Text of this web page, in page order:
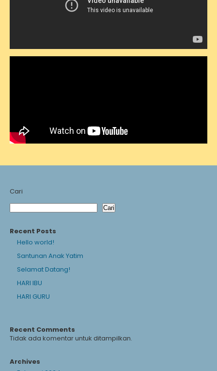
Cari
Cari
Recent Posts
Hello world!
Santunan Anak Yatim
Selamat Datang!
HARI IBU
HARI GURU
Recent Comments
Tidak ada komentar untuk ditampilkan.
Archives